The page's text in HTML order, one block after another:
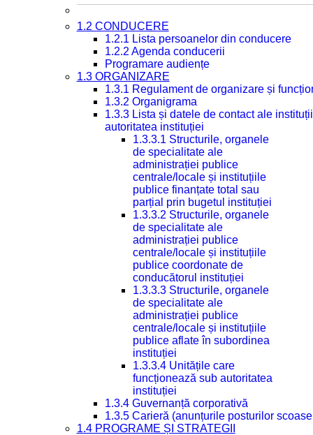
1.2 CONDUCERE
1.2.1 Lista persoanelor din conducere
1.2.2 Agenda conducerii
Programare audiențe
1.3 ORGANIZARE
1.3.1 Regulament de organizare și
1.3.2 Organigrama
1.3.3 Lista și datele de contact ale
autoritatea instituției
1.3.3.1 Structurile, organele
de specialitate ale
administrației publice
centrale/locale și instituțiile
publice finanțate total sau
parțial prin bugetul instituției
1.3.3.2 Structurile, organele
de specialitate ale
administrației publice
centrale/locale și instituțiile
publice coordonate de
conducătorul instituției
1.3.3.3 Structurile, organele
de specialitate ale
administrației publice
centrale/locale și instituțiile
publice aflate în subordinea
instituției
1.3.3.4 Unitățile care
funcționează sub autoritatea
instituției
1.3.4 Guvernanță corporativă
1.3.5 Carieră (anunțurile posturilor
1.4 PROGRAME ȘI STRATEGII